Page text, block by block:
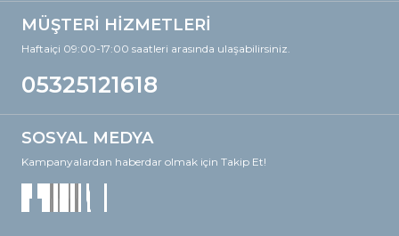
MÜŞTERİ HİZMETLERİ
Haftaiçi 09:00-17:00 saatleri arasında ulaşabilirsiniz.
05325121618
SOSYAL MEDYA
Kampanyalardan haberdar olmak için Takip Et!